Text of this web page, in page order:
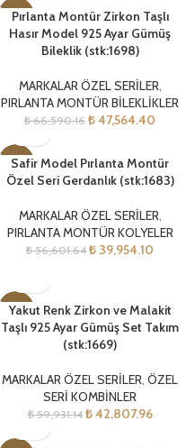
-29%
Pırlanta Montür Zirkon Taşlı
Hasır Model 925 Ayar Gümüş
Bileklik (stk:1698)
MARKALAR ÖZEL SERİLER,
PIRLANTA MONTÜR BİLEKLİKLER
₺66,590.16 ₺47,564.40
-29%
Safir Model Pırlanta Montür
Özel Seri Gerdanlık (stk:1683)
MARKALAR ÖZEL SERİLER,
PIRLANTA MONTÜR KOLYELER
₺56,601.64 ₺ 39,954.10
-29%
Yakut Renk Zirkon ve Malakit
Taşlı 925 Ayar Gümüş Set Takım
(stk:1669)
MARKALAR ÖZEL SERİLER, ÖZEL
SERİ KOMBİNLER
₺59,931.14 ₺42,807.96